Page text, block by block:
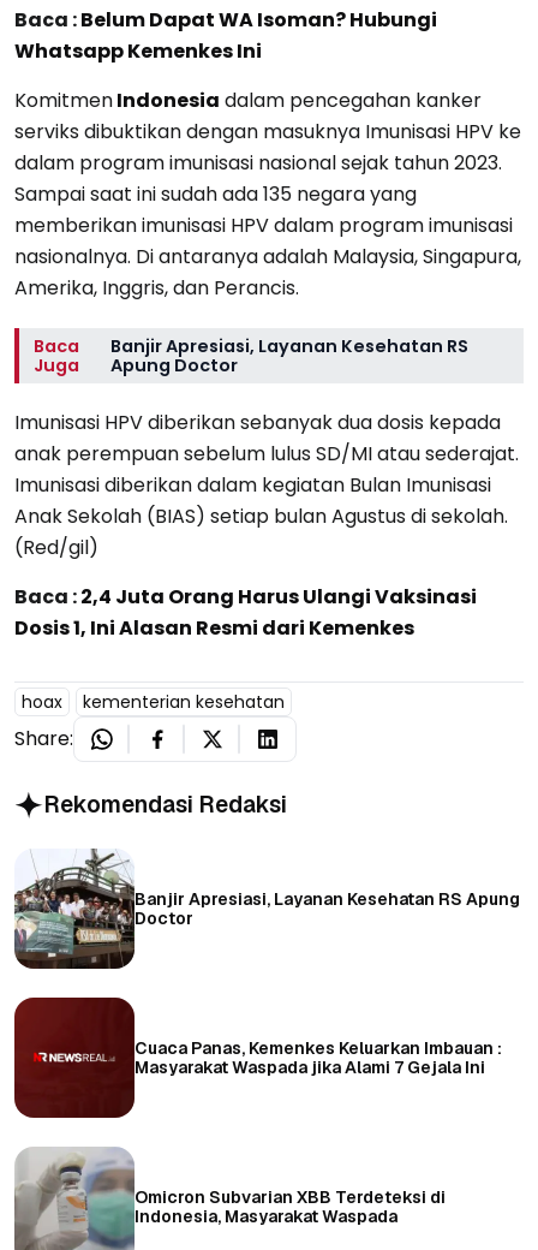
Baca :Belum Dapat WA Isoman? Hubungi
Whatsapp Kemenkes Ini
KomitmenIndonesia dalam pencegahan kanker
serviks dibuktikan dengan masuknya Imunisasi HPV ke
dalam program imunisasi nasional sejak tahun 2023.
Sampai saat ini sudah ada 135 negara yang
memberikan imunisasi HPV dalam program imunisasi
nasionalnya. Di antaranya adalah Malaysia, Singapura,
Amerika, Inggris, dan Perancis.
Baca
Juga
Banjir Apresiasi, Layanan Kesehatan RS
Apung Doctor
Imunisasi HPV diberikan sebanyak dua dosis kepada
anak perempuan sebelum lulus SD/MI atau sederajat.
Imunisasi diberikan dalam kegiatan Bulan Imunisasi
Anak Sekolah (BIAS) setiap bulan Agustus di sekolah.
(Red/gil)
Baca :2,4 Juta Orang Harus Ulangi Vaksinasi
Dosis 1, Ini Alasan Resmi dari Kemenkes
hoax kementerian kesehatan
Share:
Rekomendasi Redaksi
Banjir Apresiasi, Layanan Kesehatan RS Apung
Doctor
Cuaca Panas, Kemenkes Keluarkan Imbauan :
Masyarakat Waspada jika Alami 7 Gejala Ini
Omicron Subvarian XBB Terdeteksi di
Indonesia, Masyarakat Waspada